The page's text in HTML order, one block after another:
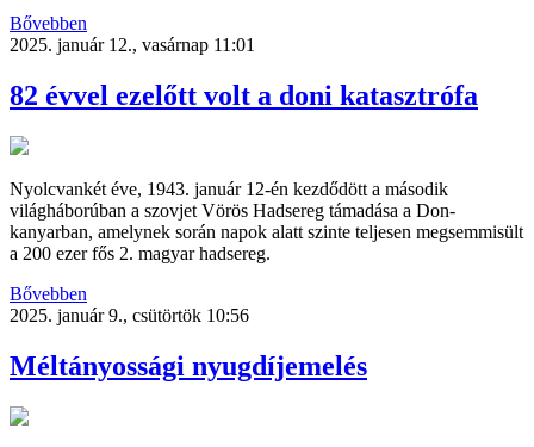
Bővebben
2025. január 12., vasárnap 11:01
82 évvel ezelőtt volt a doni katasztrófa
Nyolcvankét éve, 1943. január 12-én kezdődött a második
világháborúban a szovjet Vörös Hadsereg támadása a Don-
kanyarban, amelynek során napok alatt szinte teljesen megsemmisült
a 200 ezer fős 2. magyar hadsereg.
Bővebben
2025. január 9., csütörtök 10:56
Méltányossági nyugdíjemelés